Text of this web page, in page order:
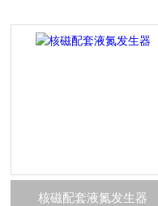
核磁配套液氮发生器